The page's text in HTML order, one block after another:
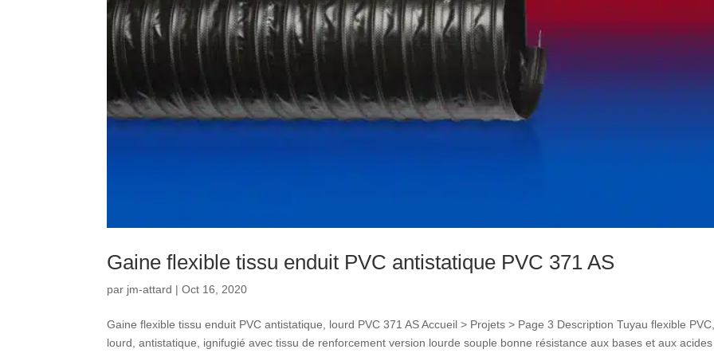
Gaine flexible tissu enduit PVC antistatique PVC 371 AS
par jm-attard |Oct 16, 2020
Gaine flexible tissu enduit PVC antistatique, lourd PVC 371 AS Accueil > Projets > Page 3 Description Tuyau flexible
lourd, antistatique, ignifugié avec tissu de renforcement version lourde souple bonne résistance aux bases et aux acides